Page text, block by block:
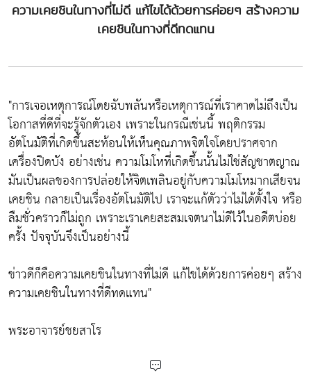
ความเคยชินในทางที่ไม่ดี แก้ไขได้ด้วยการค่อยๆ สร้างความ
เคยชินในทางที่ดีทดแทน
"การเจอเหตุการณ์โดยฉับพลันหรือเหตุการณ์ที่เราคาดไม่ถึงเป็น
โอกาสที่ดีที่จะรู้จักตัวเอง เพราะในกรณีเช่นนี้ พฤติกรรม
อัตโนมัติที่เกิดขึ้นสะท้อนให้เห็นคุณภาพจิตใจโดยปราศจาก
เครื่องปิดบัง อย่างเช่น ความโมโหที่เกิดขึ้นนั้นไม่ใช่สัญชาตญาณ
มันเป็นผลของการปล่อยให้จิตเพลินอยู่กับความโมโหมากเสียจน
เคยชิน กลายเป็นเรื่องอัตโนมัติไป เราจะแก้ตัวว่าไม่ได้ตั้งใจ หรือ
ลืมชั่วคราวก็ไม่ถูก เพราะเราเคยสะสมเจตนาไม่ดีไว้ในอดีตบ่อย
ครั้ง ปัจจุบันจึงเป็นอย่างนี้
ข่าวดีก็คือความเคยชินในทางที่ไม่ดี แก้ไขได้ด้วยการค่อยๆ สร้าง
ความเคยชินในทางที่ดีทดแทน"
พระอาจารย์ชยสาโร